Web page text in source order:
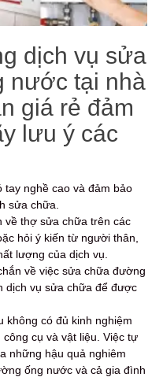
dịch vụ sửa
nước tại nhà
giá rẻ đảm
lưu ý các
nghề cao và đảm bảo
sửa chữa.
về thợ sửa chữa trên các
hỏi ý kiến từ người thân,
lượng của dịch vụ.
về việc sửa chữa đường
dịch vụ sửa chữa để được
có đủ kinh nghiệm
cụ và vật liệu. Việc tự
những hậu quả nghiêm
ống nước và cả gia đình